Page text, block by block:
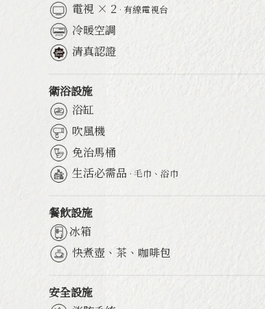
電視 × 2 · 有線電視台
冷暖空調
清真認證
衛浴設施
浴缸
吹風機
免治馬桶
生活必需品 · 毛巾、浴巾
餐飲設施
冰箱
快煮壺、茶、咖啡包
安全設施